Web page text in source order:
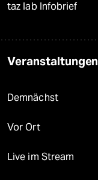
taz lab Infobrief
Veranstaltungen
Demnächst
Vor Ort
Live im Stream